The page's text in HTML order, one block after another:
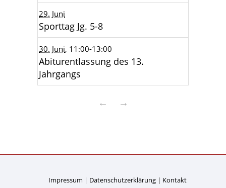
29. Juni
Sporttag Jg. 5-8
30. Juni, 11:00-13:00
Abiturentlassung des 13.
Jahrgangs
← →
Impressum Datenschutzerklärung Kontakt